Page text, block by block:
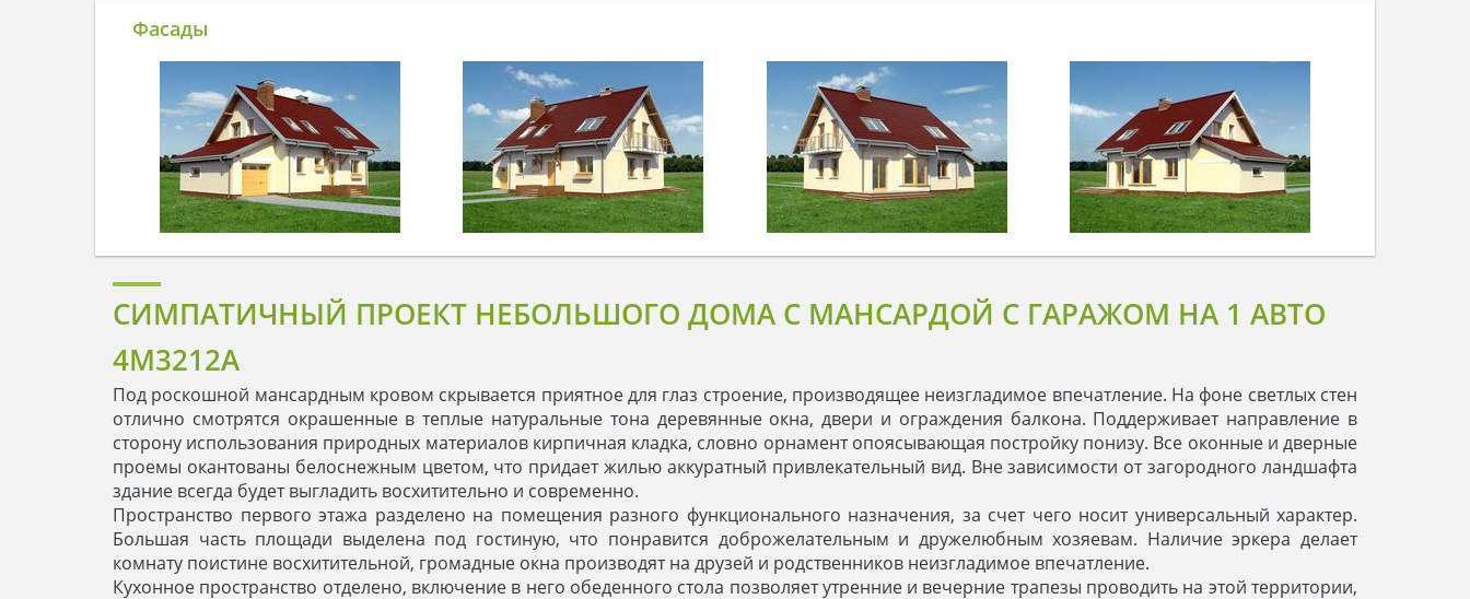
Фасады
СИМПАТИЧНЫЙ ПРОЕКТ НЕБОЛЬШОГО ДОМА С МАНСАРДОЙ С ГАРАЖОМ НА 1 АВТО
4M3212A
Под роскошной мансардным кровом скрывается приятное для глаз строение, производящее неизгладимое впечатление. На фоне светлых стен
отлично смотрятся окрашенные в теплые натуральные тона деревянные окна, двери и ограждения балкона. Поддерживает направление в
сторону использования природных материалов кирпичная кладка, словно орнамент опоясывающая постройку понизу. Все оконные и дверные
проемы окантованы белоснежным цветом, что придает жилью аккуратный привлекательный вид. Вне зависимости от загородного ландшафта
здание всегда будет выгладить восхитительно и современно.
Пространство первого этажа разделено на помещения разного функционального назначения, за счет чего носит универсальный характер.
Большая часть площади выделена под гостиную, что понравится доброжелательным и дружелюбным хозяевам. Наличие эркера делает
комнату поистине восхитительной, громадные окна производят на друзей и родственников неизгладимое впечатление.
Кухонное пространство отделено, включение в него обеденного стола позволяет утренние и вечерние трапезы проводить на этой территории,